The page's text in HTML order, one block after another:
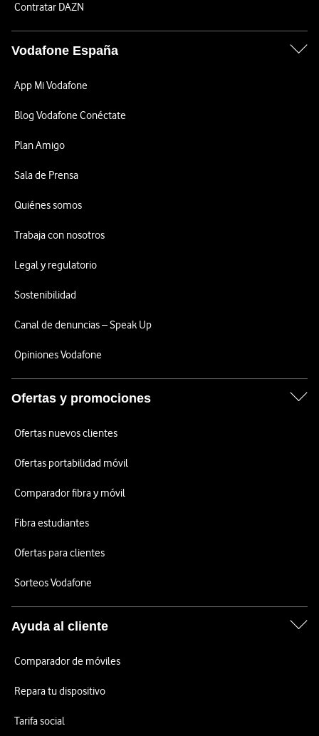
Contratar DAZN
Vodafone España
App Mi Vodafone
Blog Vodafone Conéctate
Plan Amigo
Sala de Prensa
Quiénes somos
Trabaja con nosotros
Legal y regulatorio
Sostenibilidad
Canal de denuncias – Speak Up
Opiniones Vodafone
Ofertas y promociones
Ofertas nuevos clientes
Ofertas portabilidad móvil
Comparador fibra y móvil
Fibra estudiantes
Ofertas para clientes
Sorteos Vodafone
Ayuda al cliente
Comparador de móviles
Repara tu dispositivo
Tarifa social